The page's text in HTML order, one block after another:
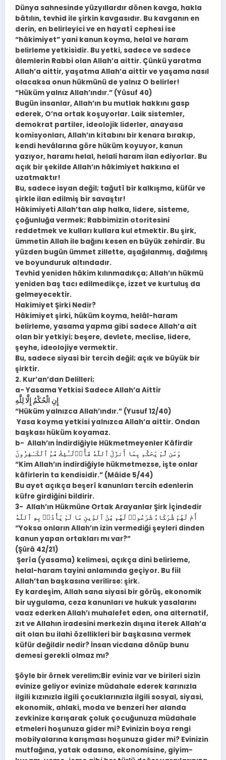
Dünya sahnesinde yüzyıllardır dönen kavga, hakla
bâtılın, tevhid ile şirkin kavgasıdır. Bu kavganın en
derin, en belirleyici ve en hayatî cephesi ise
“hâkimiyet” yani kanun koyma, helal ve haram
belirleme yetkisidir. Bu yetki, sadece ve sadece
âlemlerin Rabbi olan Allah’a aittir. Çünkü yaratma
Allah’a aittir, yaşatma Allah’a aittir ve yaşama nasıl
olacaksa onun hükmünü de yalnız O belirler!
“Hüküm yalnız Allah’ındır.” (Yûsuf 40)
Bugün insanlar, Allah’ın bu mutlak hakkını gasp
ederek, O’na ortak koşuyorlar. Laik sistemler,
demokrat partiler, ideolojik liderler, anayasa
komisyonları, Allah’ın kitabını bir kenara bırakıp,
kendi hevâlarına göre hüküm koyuyor, kanun
yazıyor, haramı helal, helali haram ilan ediyorlar. Bu
açık bir şekilde Allah’ın hâkimiyet hakkına el
uzatmaktır!
Bu, sadece isyan değil; tağutî bir kalkışma, küfür ve
şirkle ilan edilmiş bir savaştır!
Hâkimiyeti Allah’tan alıp halka, lidere, sisteme,
çoğunluğa vermek; Rabbimizin otoritesini
reddetmek ve kulları kullara kul etmektir. Bu şirk,
ümmetin Allah ile bağını kesen en büyük zehirdir. Bu
yüzden bugün ümmet zillette, aşağılanmış, dağılmış
ve boyunduruk altındadır.
Tevhid yeniden hâkim kılınmadıkça; Allah’ın hükmü
yeniden baş tacı edilmedikçe, izzet ve kurtuluş da
gelmeyecektir.
Hakimiyet Şirki Nedir?
Hâkimiyet şirki, hüküm koyma, helâl-haram
belirleme, yasama yapma gibi sadece Allah’a ait
olan bir yetkiyi; beşere, devlete, meclise, lidere,
şeyhe, ideolojiye vermektir.
Bu, sadece siyasi bir tercih değil; açık ve büyük bir
şirktir.
2. Kur’an’dan Delilleri;
a- Yasama Yetkisi Sadece Allah’a Aittir
إِنِ الْحُكْمُ إِلَّا لِلَّهِ
“Hüküm yalnızca Allah’ındır.” (Yusuf 12/40)
Yasa koyma yetkisi yalnızca Allah’a aittir. Ondan
başkası hüküm koyamaz.
b- Allah’ın İndirdiğiyle Hükmetmeyenler Kâfirdir
وَمَن لَّمْ يَحْكُم بِمَا أَنزَلَ ٱللَّهُ فَأُو۟لَـٰٓئِكَ هُمُ ٱلْكَـٰفِرُونَ
“Kim Allah’ın indirdiğiyle hükmetmezse, işte onlar
kâfirlerin ta kendisidir.” (Mâide 5/44)
Bu ayet açıkça beşerî kanunları tercih edenlerin
küfre girdiğini bildirir.
3- Allah’ın Hükmüne Ortak Arayanlar Şirk İçindedir
أَمْ لَهُمْ شُرَكَاءُ شَرَعُوا۟ لَهُم مِّنَ ٱلدِّينِ مَا لَمْ يَأْذَنۢ بِهِ ٱللَّهُ
“Yoksa onların Allah’ın izin vermediği şeyleri dinden
kanun yapan ortakları mı var?”
(Şûrâ 42/21)
Şerîa (yasama) kelimesi, açıkça dini belirleme,
helal-haram tayini anlamında geçiyor. Bu fiil
Allah’tan başkasına verilirse: şirk.
Ey kardeşim, Allah sana siyasi bir görüş, ekonomik
bir uygulama, ceza kanunları ve hukuk yasalarını
vaaz ederken Allah’ı muhalefet eden, ona alternatif,
zıt ve Allahın iradesini merkezin dışına iterek Allah’a
ait olan bu ilahi özellikleri bir başkasına vermek
küfür değildir nedir? İnsan vicdana dönüp bunu
demesi gerekli olmaz mı?
Şöyle bir örnek verelim;Bir eviniz var ve birileri sizin
evinize geliyor evinize müdahale ederek karınızla
ilgili kızınızla ilgili çocuklarınızla ilgili sosyal, siyasi,
ekonomik, ahlaki, moda ve benzeri her alanda
zevkinize karışarak çoluk çocuğunuza müdahale
etmeleri hoşunuza gider mi? Evinizin boya rengi
mobilyalarına karışması hoşunuza gider mi? Evinizin
mutfağına, yatak odasına, ekonomisine, giyim-